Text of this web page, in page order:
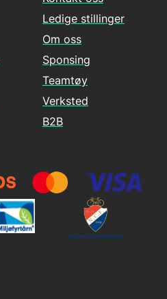
Ledige stillinger
Om oss
Sponsing
Teamtøy
Verksted
B2B